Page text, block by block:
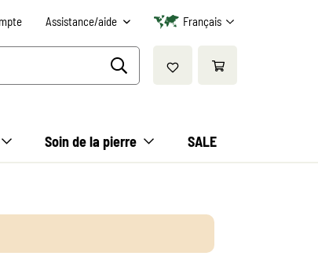
Assistance/aide Français
Soin de la pierre SALE